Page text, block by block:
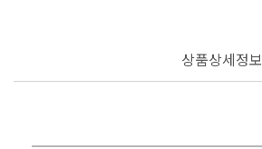
상품상세정보